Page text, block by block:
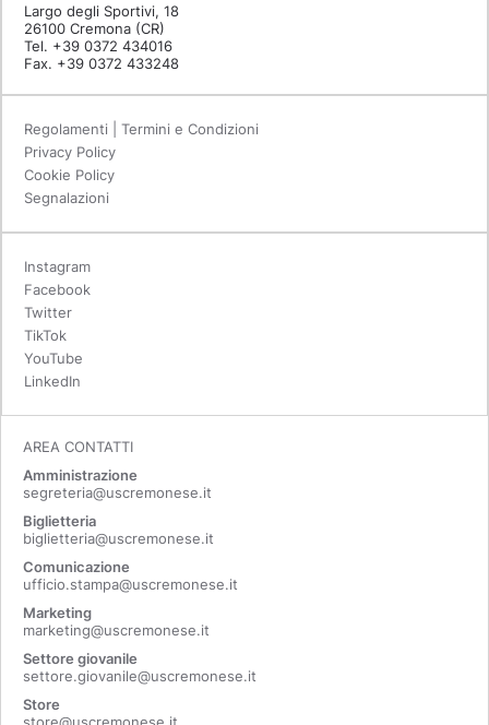
Largo degli Sportivi, 18
26100 Cremona (CR)
Tel. +39 0372 434016
Fax. +39 0372 433248
Regolamenti | Termini e Condizioni
Privacy Policy
Cookie Policy
Segnalazioni
Instagram
Facebook
Twitter
TikTok
YouTube
LinkedIn
AREA CONTATTI
Amministrazione
segreteria@uscremonese.it
Biglietteria
biglietteria@uscremonese.it
Comunicazione
ufficio.stampa@uscremonese.it
Marketing
marketing@uscremonese.it
Settore giovanile
settore.giovanile@uscremonese.it
Store
store@uscremonese.it